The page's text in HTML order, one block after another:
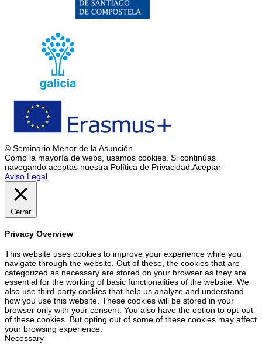
© Seminario Menor de la Asunción
Como la mayoría de webs, usamos cookies. Si continúas
navegando aceptas nuestra Política de Privacidad. Aceptar
Aviso Legal
Cerrar
Privacy Overview
This website uses cookies to improve your experience while you
navigate through the website. Out of these, the cookies that are
categorized as necessary are stored on your browser as they are
essential for the working of basic functionalities of the website. We
also use third-party cookies that help us analyze and understand
how you use this website. These cookies will be stored in your
browser only with your consent. You also have the option to opt-out
of these cookies. But opting out of some of these cookies may affect
your browsing experience.
Necessary